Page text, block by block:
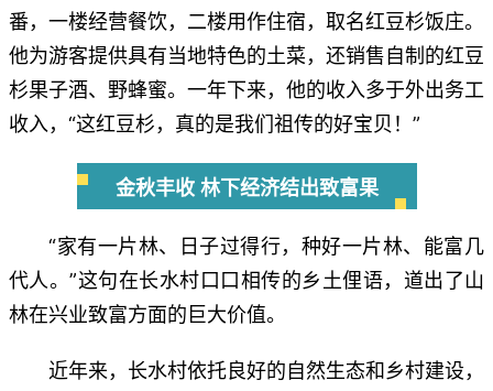
番，一楼经营餐饮，二楼用作住宿，取名红豆杉饭庄。
他为游客提供具有当地特色的土菜，还销售自制的红豆
杉果子酒、野蜂蜜。一年下来，他的收入多于外出务工
收入，“这红豆杉，真的是我们祖传的好宝贝！”
金秋丰收 林下经济结出致富果
“家有一片林、日子过得行，种好一片林、能富几
代人。”这句在长水村口口相传的乡土俚语，道出了山
林在兴业致富方面的巨大价值。
近年来，长水村依托良好的自然生态和乡村建设，